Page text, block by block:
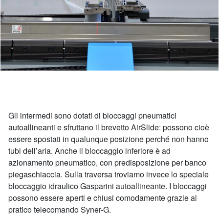
Gli intermedi sono dotati di bloccaggi pneumatici
autoallineanti e sfruttano il brevetto AirSlide: possono cioè
essere spostati in qualunque posizione perché non hanno
tubi dell’aria. Anche il bloccaggio inferiore è ad
azionamento pneumatico, con predisposizione per banco
piegaschiaccia. Sulla traversa troviamo invece lo speciale
bloccaggio idraulico Gasparini autoallineante. I bloccaggi
possono essere aperti e chiusi comodamente grazie al
pratico telecomando Syner-G.